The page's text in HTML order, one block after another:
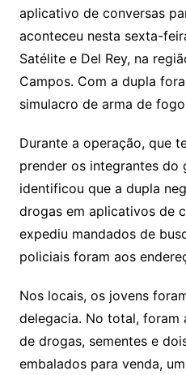
aplicativo de conversas
aconteceu nesta sexta-
Satélite e Del Rey, na
Campos. Com a dupla
simulacro de arma de
Durante a operação, que
prender os integrantes do
identificou que a dupla
drogas em aplicativos de
expediu mandados de
policiais foram aos
Nos locais, os jovens
delegacia. No total, foram
de drogas, sementes e
embalados para venda,